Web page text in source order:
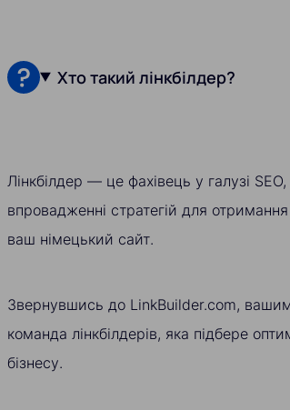
Хто такий лінкбілдер?
Лінкбілдер — це фахівець у галузі
впровадженні стратегій для
ваш німецький сайт.
Звернувшись до LinkBuilder.com,
команда лінкбілдерів, яка підбере
бізнесу.